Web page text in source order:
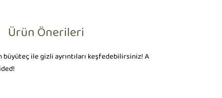
Ürün Önerileri
ile gizli ayrıntıları keşfedebilirsiniz! A